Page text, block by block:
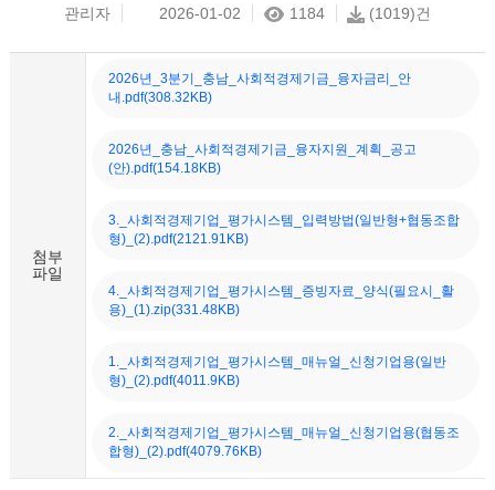
관리자 2026-01-02 1184 (1019)건
첨부
파일
2026년_3분기_충남_사회적경제기금_융자금리_안
내.pdf(308.32KB)
2026년_충남_사회적경제기금_융자지원_계획_공고
(안).pdf(154.18KB)
3._사회적경제기업_평가시스템_입력방법(일반형+협동조합
형)_(2).pdf(2121.91KB)
4._사회적경제기업_평가시스템_증빙자료_양식(필요시_활
용)_(1).zip(331.48KB)
1._사회적경제기업_평가시스템_매뉴얼_신청기업용(일반
형)_(2).pdf(4011.9KB)
2._사회적경제기업_평가시스템_매뉴얼_신청기업용(협동조
합형)_(2).pdf(4079.76KB)